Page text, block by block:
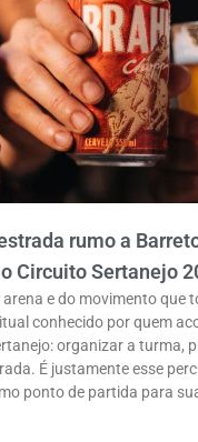
rumo a
Circuito Sertanejo
e do movimento que
conhecido por quem
organizar a turma,
É justamente esse
ponto de partida para